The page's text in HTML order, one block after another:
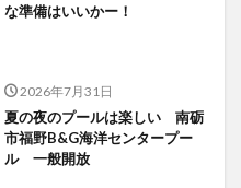
な準備はいいかー！
2026年7月31日
夏の夜のプールは楽しい 南砺
市福野B&G海洋センタープー
ル 一般開放